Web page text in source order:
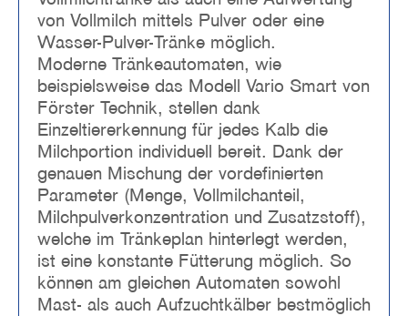
von Vollmilch mittels Pulver oder eine
Wasser-Pulver-Tränke möglich.
Moderne Tränkeautomaten, wie
beispielsweise das Modell Vario Smart von
Förster Technik, stellen dank
Einzeltiererkennung für jedes Kalb die
Milchportion individuell bereit. Dank der
genauen Mischung der vordefinierten
Parameter (Menge, Vollmilchanteil,
Milchpulverkonzentration und Zusatzstoff),
welche im Tränkeplan hinterlegt werden,
ist eine konstante Fütterung möglich. So
können am gleichen Automaten sowohl
Mast- als auch Aufzuchtkälber bestmöglich